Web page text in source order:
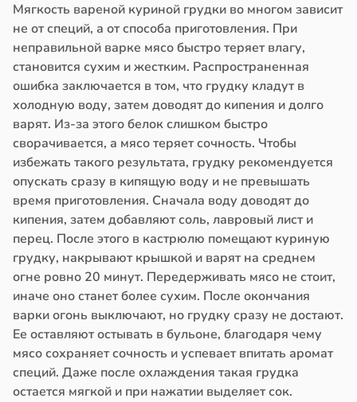
Мягкость вареной куриной грудки во многом зависит
не от специй, а от способа приготовления. При
неправильной варке мясо быстро теряет влагу,
становится сухим и жестким. Распространенная
ошибка заключается в том, что грудку кладут в
холодную воду, затем доводят до кипения и долго
варят. Из-за этого белок слишком быстро
сворачивается, а мясо теряет сочность. Чтобы
избежать такого результата, грудку рекомендуется
опускать сразу в кипящую воду и не превышать
время приготовления. Сначала воду доводят до
кипения, затем добавляют соль, лавровый лист и
перец. После этого в кастрюлю помещают куриную
грудку, накрывают крышкой и варят на среднем
огне ровно 20 минут. Передерживать мясо не стоит,
иначе оно станет более сухим. После окончания
варки огонь выключают, но грудку сразу не достают.
Ее оставляют остывать в бульоне, благодаря чему
мясо сохраняет сочность и успевает впитать аромат
специй. Даже после охлаждения такая грудка
остается мягкой и при нажатии выделяет сок.